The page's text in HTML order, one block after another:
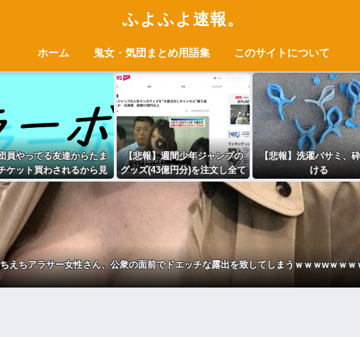
ふよふよ速報。
ホーム 鬼女・気団まとめ用語集 このサイトについて
員やってる友達からたま
ケット買わされるから見
行くんやけどさ・・・
【悲報】週間少年ジャンプの
グッズ(43億円分)を注文し全て
キャンセルした女を逮捕
【悲報】洗濯バサミ、
ける
えちアラサー女性さん、公衆の面前でドエッチな露出を致してしまうｗｗｗwｗｗｗ